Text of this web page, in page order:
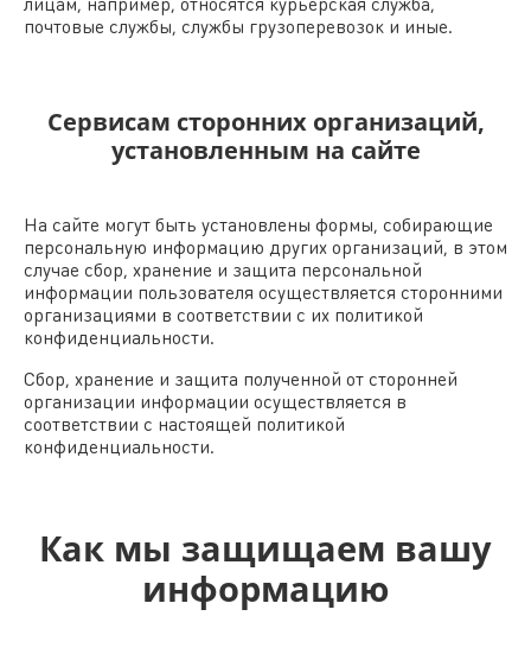
почтовые службы, службы грузоперевозок и иные.
Сервисам сторонних организаций,
установленным на сайте
На сайте могут быть установлены формы, собирающие
персональную информацию других организаций, в этом
случае сбор, хранение и защита персональной
информации пользователя осуществляется сторонними
организациями в соответствии с их политикой
конфиденциальности.
Сбор, хранение и защита полученной от сторонней
организации информации осуществляется в
соответствии с настоящей политикой
конфиденциальности.
Как мы защищаем вашу
информацию